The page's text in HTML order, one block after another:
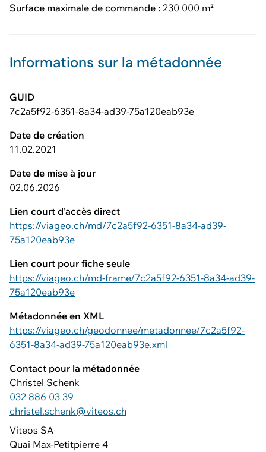
Surface maximale de commande : 230 000 m²
Informations sur la métadonnée
GUID
7c2a5f92-6351-8a34-ad39-75a120eab93e
Date de création
11.02.2021
Date de mise à jour
02.06.2026
Lien court d'accès direct
https://viageo.ch/md/7c2a5f92-6351-8a34-ad39-
75a120eab93e
Lien court pour fiche seule
https://viageo.ch/md-frame/7c2a5f92-6351-8a34-ad39-
75a120eab93e
Métadonnée en XML
https://viageo.ch/geodonnee/metadonnee/7c2a5f92-
6351-8a34-ad39-75a120eab93e.xml
Contact pour la métadonnée
Christel Schenk
032 886 03 39
christel.schenk@viteos.ch
Viteos SA
Quai Max-Petitpierre 4